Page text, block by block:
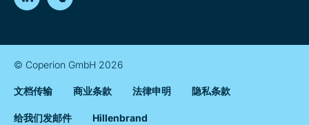
© Coperion GmbH 2026
文档传输 商业条款 法律申明 隐私条款
给我们发邮件 Hillenbrand